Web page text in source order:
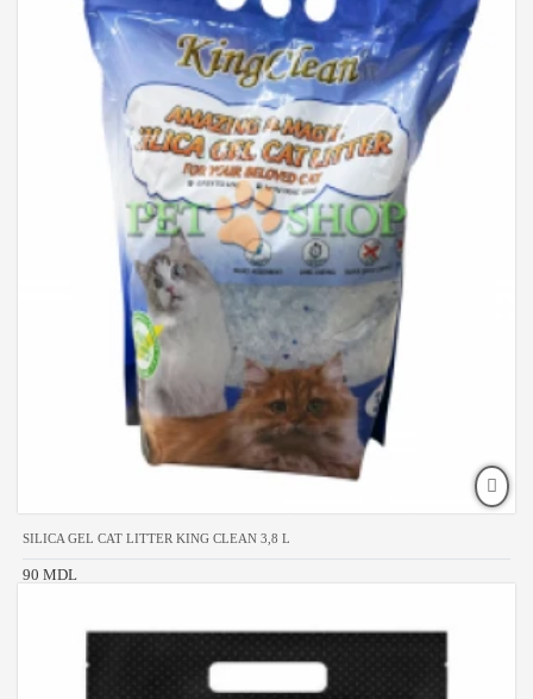
SILICA GEL CAT LITTER KING CLEAN 3,8 L
90 MDL